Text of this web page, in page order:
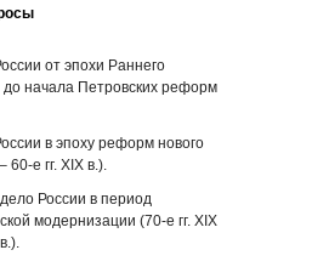
от эпохи Раннего
до начала Петровских реформ
в эпоху реформ нового
60-е гг. XIX в.).
России в период
модернизации (70-е гг. XIX